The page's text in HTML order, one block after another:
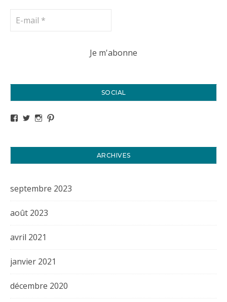
SOCIAL
Voir le profil de titval35 sur Facebook
Voir le profil de titval35 sur Twitter
Voir le profil de titval35 sur Instagram
ARCHIVES
septembre 2023
août 2023
avril 2021
janvier 2021
décembre 2020